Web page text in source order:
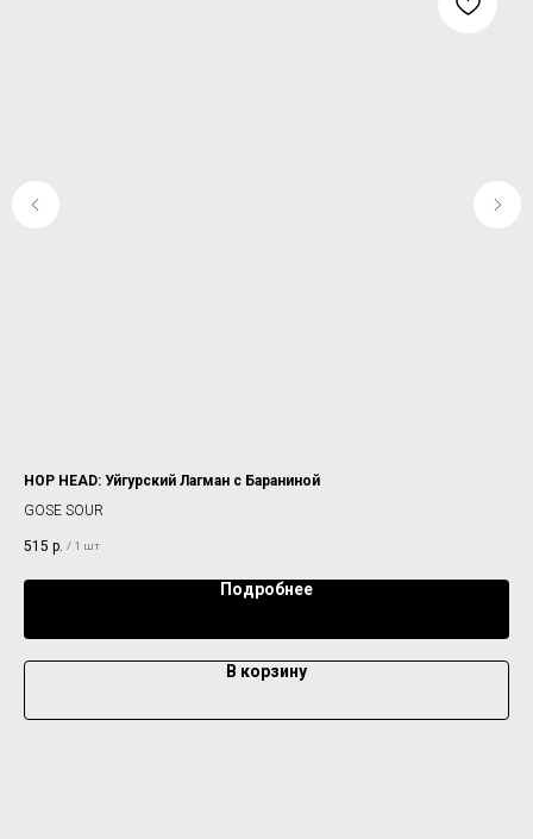
HOP HEAD: Уйгурский Лагман с Бараниной
GOSE SOUR
515 р. / 1 шт
Подробнее
В корзину